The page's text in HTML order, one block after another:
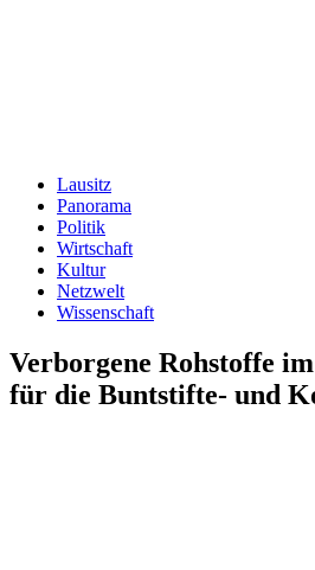
Lausitz
Panorama
Politik
Wirtschaft
Kultur
Netzwelt
Wissenschaft
Verborgene Rohstoffe
für die Buntstifte- und